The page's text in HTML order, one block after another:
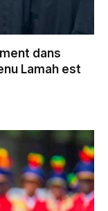
dans
Lamah est